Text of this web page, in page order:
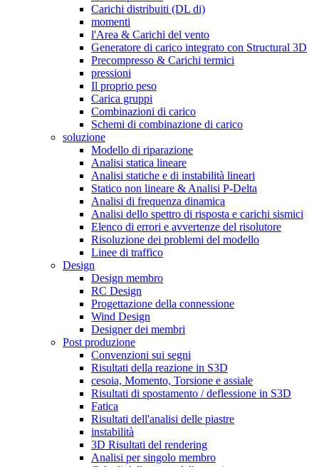
Carichi distribuiti (DL di)
momenti
l'Area & Carichi del vento
Generatore di carico integrato con Structural 3D
Precompresso & Carichi termici
pressioni
Il proprio peso
Carica gruppi
Combinazioni di carico
Schemi di combinazione di carico
soluzione
Modello di riparazione
Analisi statica lineare
Analisi statiche e di instabilità lineari
Statico non lineare & Analisi P-Delta
Analisi di frequenza dinamica
Analisi dello spettro di risposta e carichi sismici
Elenco di errori e avvertenze del risolutore
Risoluzione dei problemi del modello
Linee di traffico
Design
Design membro
RC Design
Progettazione della connessione
Wind Design
Designer dei membri
Post produzione
Convenzioni sui segni
Risultati della reazione in S3D
cesoia, Momento, Torsione e assiale
Risultati di spostamento / deflessione in S3D
Fatica
Risultati dell'analisi delle piastre
instabilità
3D Risultati del rendering
Analisi per singolo membro